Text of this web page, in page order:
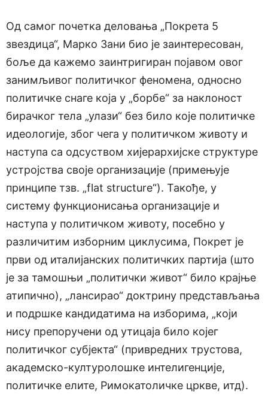
Од самог почетка деловања „Покрета 5
звездица“, Марко Зани био је заинтересован,
боље да кажемо заинтригиран појавом овог
занимљивог политичког феномена, односно
политичке снаге која у „борбе“ за наклоност
бирачког тела „улази“ без било које политичке
идеологије, због чега у политичком животу и
наступа са одсуством хијерархијске структуре
устројства своје организације (примењује
принципе тзв. „flat structure“). Такође, у
систему функционисања организације и
наступа у политичком животу, посебно у
различитим изборним циклусима, Покрет је
први од италијанских политичких партија (што
је за тамошњи „политички живот“ било крајње
атипично), „лансирао“ доктрину представљања
и подршке кандидатима на изборима, „који
нису препоручени од утицаја било којег
политичког субјекта“ (привредних трустова,
академско-културолошке интелигенције,
политичке елите, Римокатоличке цркве, итд).